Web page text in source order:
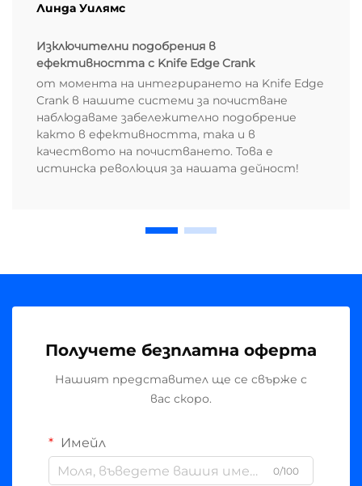
Линда Уилямс
Изключителни подобрения в
ефективността с Knife Edge Crank
от момента на интегрирането на Knife Edge
Crank в нашите системи за почистване
наблюдаваме забележително подобрение
както в ефективността, така и в
качеството на почистването. Това е
истинска революция за нашата дейност!
Получете безплатна оферта
Нашият представител ще се свърже с
вас скоро.
Имейл
0/100